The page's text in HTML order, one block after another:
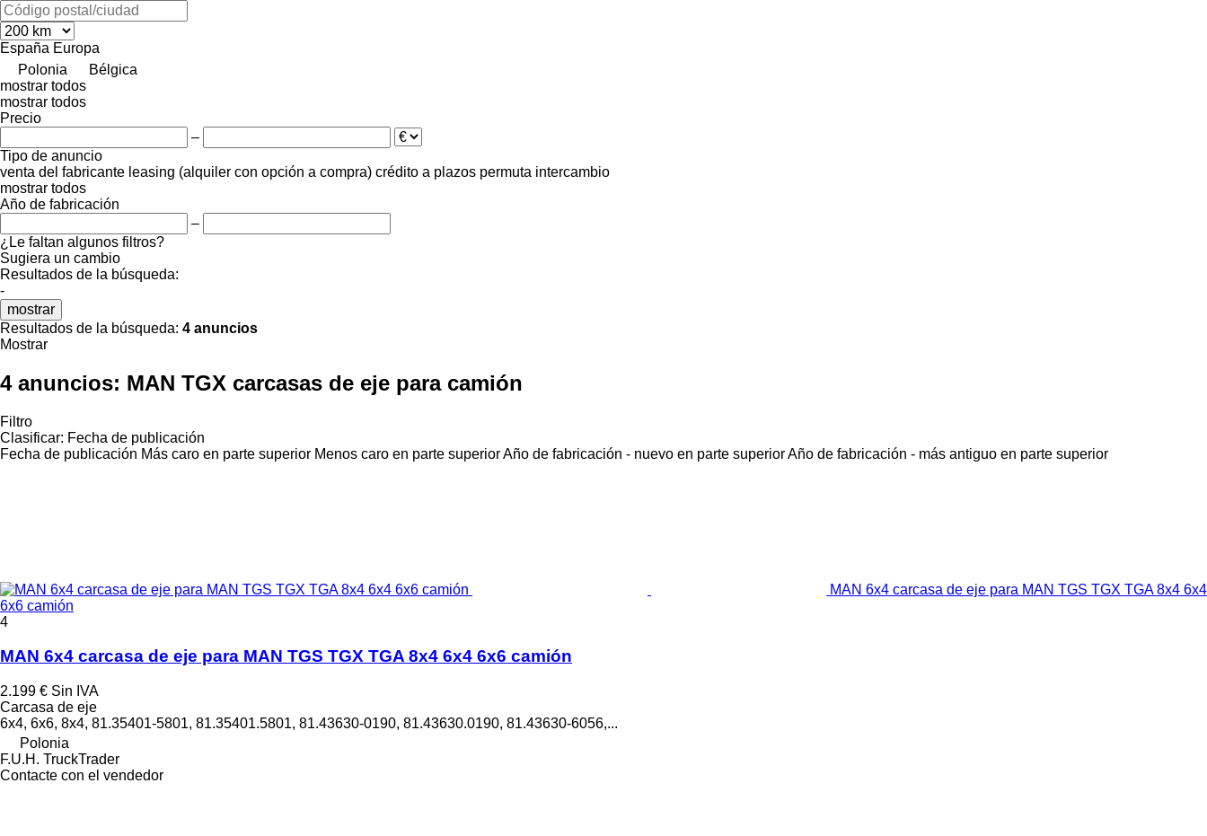
España Europa
Polonia
Bélgica
mostrar todos
mostrar todos
Precio
–
Tipo de anuncio
venta del fabricante leasing (alquiler con opción a compra) crédito a plazos permuta intercambio
mostrar todos
Año de fabricación
–
¿Le faltan algunos filtros?
Sugiera un cambio
Resultados de la búsqueda:
-
mostrar
Resultados de la búsqueda: 4 anuncios
Mostrar
4 anuncios: MAN TGX carcasas de eje para camión
Filtro
Clasificar: Fecha de publicación
Fecha de publicación Más caro en parte superior Menos caro en parte superiorAño de fabricación - nuevo en parte superiorAño de fabricación - más antiguo en parte superior
MAN 6x4 carcasa de eje para MAN TGS TGX TGA 8x4 6x4
6x6 camión
4
MAN 6x4 carcasa de eje para MAN TGS TGX TGA 8x4 6x4 6x6 camión
2.199 € Sin IVA
Carcasa de eje
6x4, 6x6, 8x4, 81.35401-5801, 81.35401.5801, 81.43630-0190, 81.43630.0190, 81.43630-6056,...
Polonia
F.U.H. TruckTrader
Contacte con el vendedor